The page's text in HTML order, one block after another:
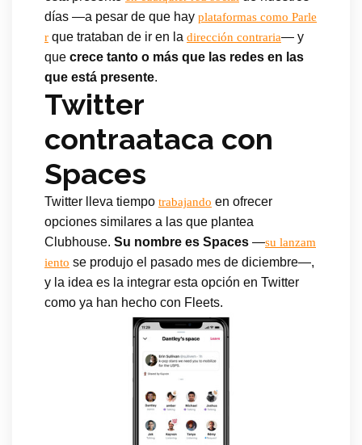
días —a pesar de que hay plataformas como Parle
r que trataban de ir en la dirección contraria— y
que crece tanto o más que las redes en las
que está presente.
Twitter
contraataca con
Spaces
Twitter lleva tiempo trabajando en ofrecer
opciones similares a las que plantea
Clubhouse. Su nombre es Spaces —su lanzam
iento se produjo el pasado mes de diciembre—,
y la idea es la integrar esta opción en Twitter
como ya han hecho con Fleets.